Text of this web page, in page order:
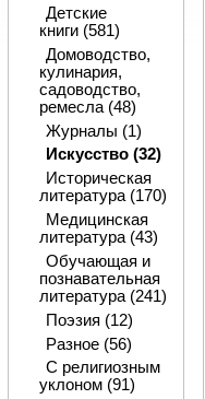
Детские
книги (581)
Домоводство,
кулинария,
садоводство,
ремесла (48)
Журналы (1)
Искусство (32)
Историческая
литература (170)
Медицинская
литература (43)
Обучающая и
познавательная
литература (241)
Поэзия (12)
Разное (56)
С религиозным
уклоном (91)